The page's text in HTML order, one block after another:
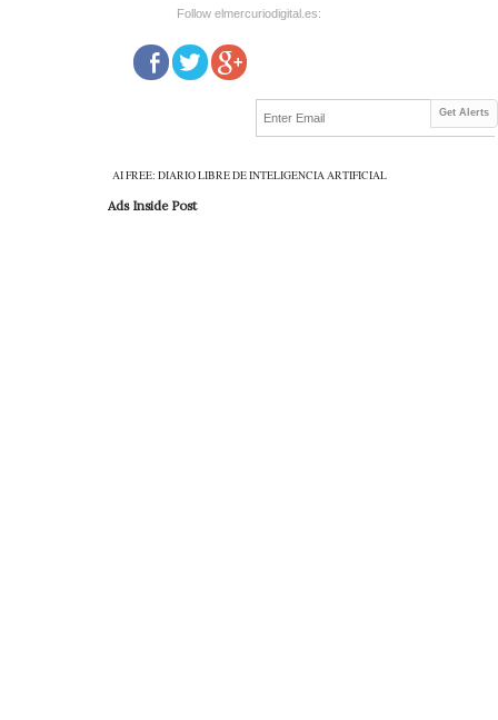
Follow elmercuriodigital.es:
Get Alerts
AI FREE: DIARIO LIBRE DE INTELIGENCIA ARTIFICIAL
Ads Inside Post